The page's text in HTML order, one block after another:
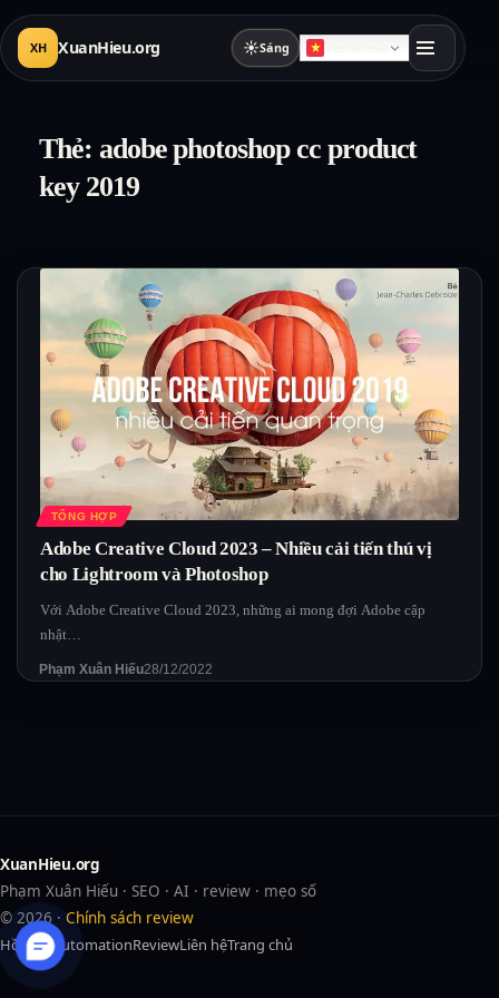
XH XuanHieu.org ☀Sáng
Thẻ: adobe photoshop cc product
key 2019
TỔNG HỢP
Adobe Creative Cloud 2023 – Nhiều cải tiến thú vị
cho Lightroom và Photoshop
Với Adobe Creative Cloud 2023, những ai mong đợi Adobe cập
nhật…
Phạm Xuân Hiếu28/12/2022
XuanHieu.org
Phạm Xuân Hiếu · SEO · AI · review · mẹo số
© 2026 · Chính sách review
Hồ sơAIAutomationReviewLiên hệTrang chủ